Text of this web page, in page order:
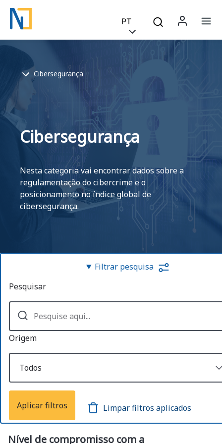
PT
Breadcrumb
Cibersegurança
Cibersegurança
Nesta categoria vai encontrar dados sobre a
regulamentação do cibercrime e o
posicionamento no índice global de
cibersegurança.
Filtrar pesquisa
Pesquisar
Origem
Nível de compromisso com a